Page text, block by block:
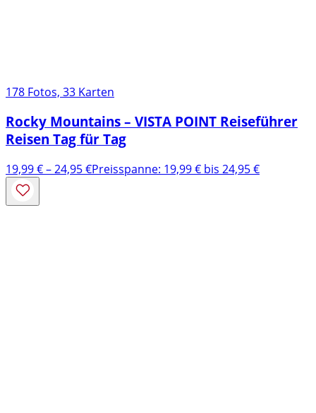
178 Fotos, 33 Karten
Rocky Mountains – VISTA POINT Reiseführer
Reisen Tag für Tag
19,99€–24,95€Preisspanne: 19,99 € bis 24,95 €